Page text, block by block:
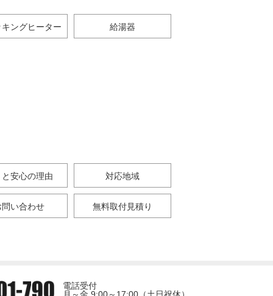
ングヒーター 給湯器
安心の理由 対応地域
問い合わせ 無料取付見積り
電話受付
月～金 9:00～17:00（土日祝休）